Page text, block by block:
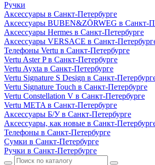
Ручки
Аксессуары в Санкт-Петербурге
Аксессуары BUBEN&ZÖRWEG в Санкт-
Аксессуары Hermes в Санкт-Петербурге
Аксессуары VERSACE в Санкт-
Телефоны Vertu в Санкт-Петербурге
Vertu Aster P в Санкт-Петербурге
Vertu Ayxta в Санкт-Петербурге
Vertu Signature S Design в Санкт-
Vertu Signature Touch в Санкт-Петербурге
Vertu Constellation V в Санкт-Петербурге
Vertu META в Санкт-Петербурге
Аксессуары Б/У в Санкт-Петербурге
Аксессуары, как новые в Санкт-
Телефоны в Санкт-Петербурге
Сумки в Санкт-Петербурге
Ручки в Санкт-Петербурге